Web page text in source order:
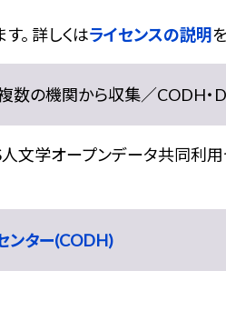
。 詳しくはライセンスの説明
複数の機関から収集／CODH
文学オープンデータ共同利
ンター(CODH)